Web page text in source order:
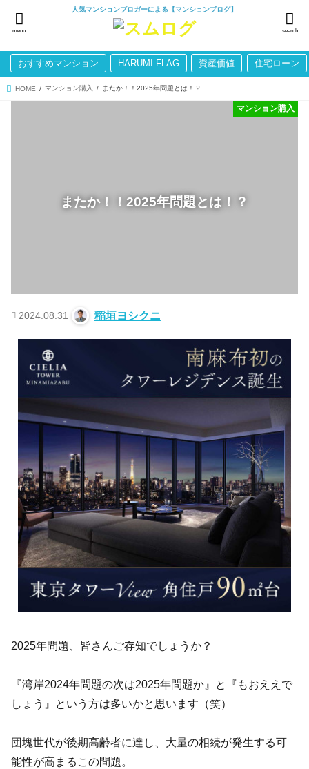
人気マンションブロガーによる【マンションブログ】
search
menu
おすすめマンション HARUMI FLAG 資産価値 住宅ローン
HOME マンション購入 またか！！2025年問題とは！？
またか！！2025年問題とは！？
マンション購入
2024.08.31 稲垣ヨシクニ
2025年問題、皆さんご存知でしょうか？
『湾岸2024年問題の次は2025年問題か』と『もおええで
しょう』という方は多いかと思います（笑）
団塊世代が後期高齢者に達し、大量の相続が発生する可
能性が高まるこの問題。